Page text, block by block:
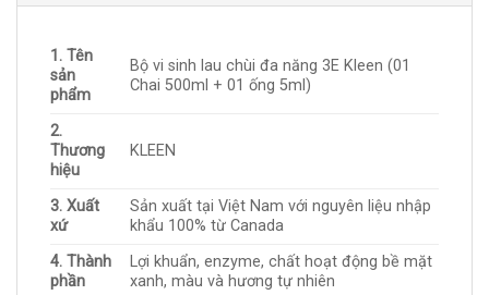
1. Tên
sản
phẩm
Bộ vi sinh lau chùi đa năng 3E Kleen (01
Chai 500ml + 01 ống 5ml)
2.
Thương
hiệu
KLEEN
3. Xuất
xứ
Sản xuất tại Việt Nam với nguyên liệu nhập
khẩu 100% từ Canada
4. Thành
phần
Lợi khuẩn, enzyme, chất hoạt động bề mặt
xanh, màu và hương tự nhiên